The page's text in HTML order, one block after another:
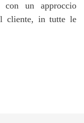
con un approccio
cliente, in tutte le